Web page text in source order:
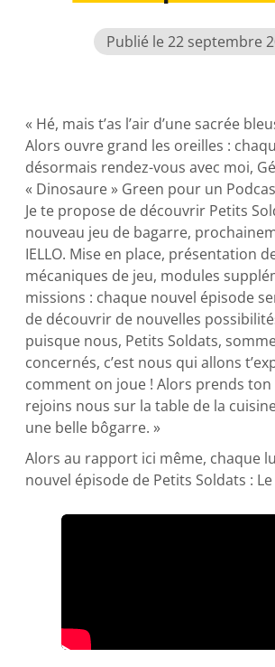
Publié le 22 septembre
« Hé, mais t’as l’air d’une sacrée
Alors ouvre grand les oreilles :
désormais rendez-vous avec moi,
« Dinosaure » Green pour un
Je te propose de découvrir Petits
nouveau jeu de bagarre,
IELLO. Mise en place, présentation
mécaniques de jeu, modules
missions : chaque nouvel épisode
de découvrir de nouvelles
puisque nous, Petits Soldats,
concernés, c’est nous qui allons
comment on joue ! Alors prends
rejoins nous sur la table de la
une belle bôgarre. »
Alors au rapport ici même, chaque
nouvel épisode de Petits Soldats :